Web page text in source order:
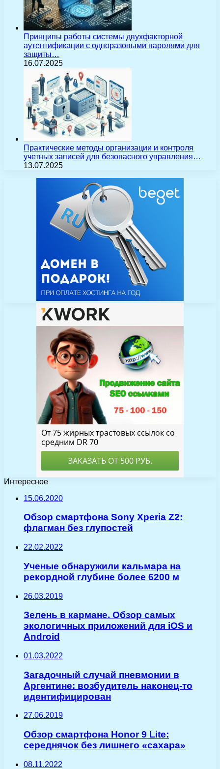
Принципы работы системы двухфакторной
аутентификации с одноразовыми паролями для
защиты…
16.07.2025
Практические методы организации и контроля
учетных записей для безопасного управления…
13.07.2025
Интересное
15.06.2020
Обзор смартфона Sony Xperia Z2:
флагман без глупостей
22.02.2022
Ученые обнаружили кальмара на
рекордной глубине более 6200 м
26.03.2019
Зелень в кармане. Обзор самых
экологичных приложений для iOS и
Android
01.03.2022
Загадочный случай пневмонии в
Аргентине: возбудитель наконец-то
идентифицирован
27.06.2019
Обзор смартфона Honor 9 Lite:
середнячок без лишнего «сахара»
08.11.2022